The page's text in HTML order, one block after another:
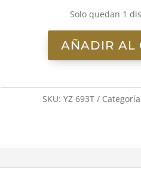
Solo quedan 1
Boo–
AÑADIR AL
SKU:YZ 693T